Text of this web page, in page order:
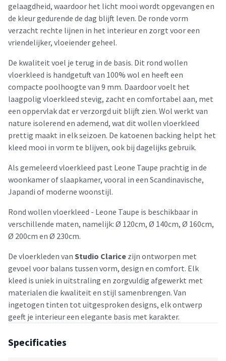
gelaagdheid, waardoor het licht mooi wordt opgevangen en
de kleur gedurende de dag blijft leven. De ronde vorm
verzacht rechte lijnen in het interieur en zorgt voor een
vriendelijker, vloeiender geheel.
De kwaliteit voel je terug in de basis. Dit rond wollen
vloerkleed is handgetuft van 100% wol en heeft een
compacte poolhoogte van 9 mm. Daardoor voelt het
laagpolig vloerkleed stevig, zacht en comfortabel aan, met
een oppervlak dat er verzorgd uit blijft zien. Wol werkt van
nature isolerend en ademend, wat dit wollen vloerkleed
prettig maakt in elk seizoen. De katoenen backing helpt het
kleed mooi in vorm te blijven, ook bij dagelijks gebruik.
Als gemeleerd vloerkleed past Leone Taupe prachtig in de
woonkamer of slaapkamer, vooral in een Scandinavische,
Japandi of moderne woonstijl.
Rond wollen vloerkleed - Leone Taupe is beschikbaar in
verschillende maten, namelijk: Ø 120cm, Ø 140cm, Ø 160cm,
Ø 200cm en Ø 230cm.
De vloerkleden van Studio Clarice zijn ontworpen met
gevoel voor balans tussen vorm, design en comfort. Elk
kleed is uniek in uitstraling en zorgvuldig afgewerkt met
materialen die kwaliteit en stijl samenbrengen. Van
ingetogen tinten tot uitgesproken designs, elk ontwerp
geeft je interieur een elegante basis met karakter.
Specificaties